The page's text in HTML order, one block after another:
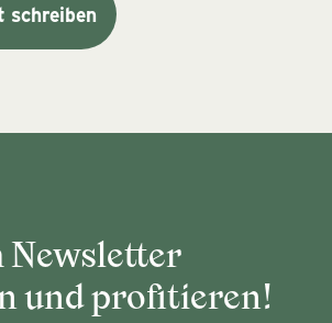
schreiben
Newsletter
und profitieren!